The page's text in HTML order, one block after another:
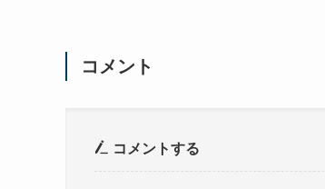
コメント
コメントする